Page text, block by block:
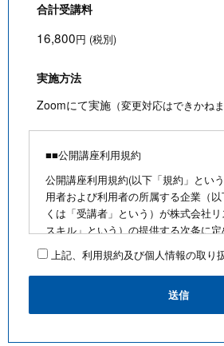
合計受講料
16,800円 (税別)
実施方法
Zoomにて実施 （変更対応はできかねま
■■公開講座利用規約
公開講座利用規約(以下「規約」とい
用者および利用者の所属する企業（
くは「受講者」という）が株式会社
スキル」という）の提供する次条に
「公開講座」という)を利用するにあ
していただく事項を定めたものです。
■公開講座お申込みにあたって
・最少催行人数を満たさないなど合理
とします
上記、利用規約及び個人情報の取り